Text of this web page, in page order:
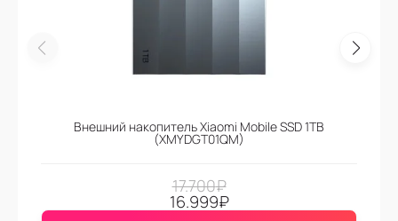
Внешний накопитель Xiaomi Mobile SSD 1TB
(XMYDGT01QM)
17.700₽
16.999₽